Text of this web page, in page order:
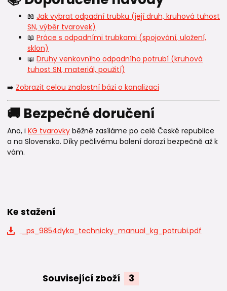
📖 Jak vybrat odpadní trubku (její druh, kruhová tuhost
SN, výběr tvarovek)
📖 Práce s odpadními trubkami (spojování, uložení,
sklon)
📖 Druhy venkovního odpadního potrubí (kruhová
tuhost SN, materiál, použití)
➡️ Zobrazit celou znalostní bázi o kanalizaci
🚚 Bezpečné doručení
Ano, i KG tvarovky běžně zasíláme po celé České republice
a na Slovensko. Díky pečlivému balení dorazí bezpečně až k
vám.
Ke stažení
_ps_9854dyka_technicky_manual_kg_potrubi.pdf
Související zboží 3